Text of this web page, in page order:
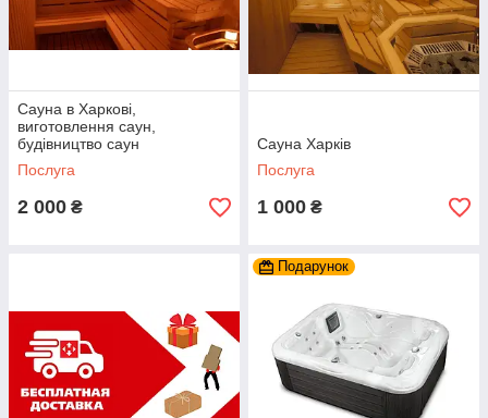
Сауна в Харкові,
виготовлення саун,
будівництво саун
Послуга
2 000 ₴
Сауна Харків
Послуга
1 000 ₴
Подарунок